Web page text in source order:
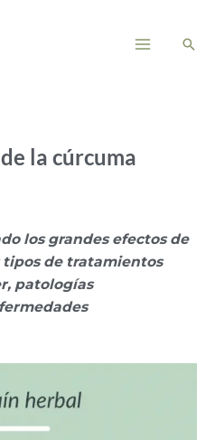
Menu
la cúrcuma
los grandes efectos de
tipos de tratamientos
patologías